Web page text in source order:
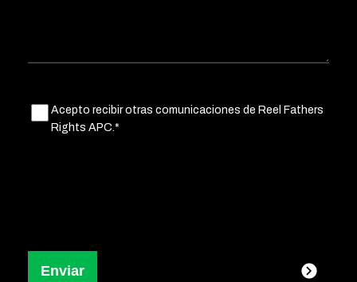
Untitled(Obligatorio)
Acepto recibir otras comunicaciones de Reel Fathers
Rights APC.*